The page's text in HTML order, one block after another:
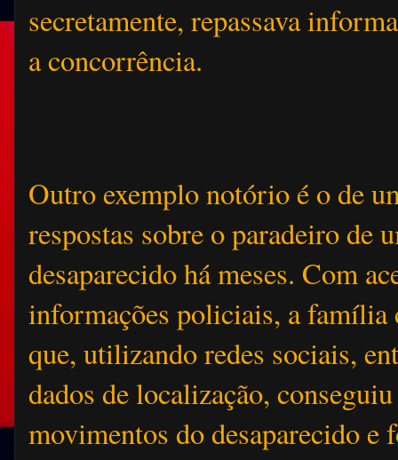
secretamente, repassava
a concorrência.
Outro exemplo notório é o de
respostas sobre o paradeiro de
desaparecido há meses. Com
informações policiais, a família
que, utilizando redes sociais,
dados de localização,
movimentos do desaparecido e